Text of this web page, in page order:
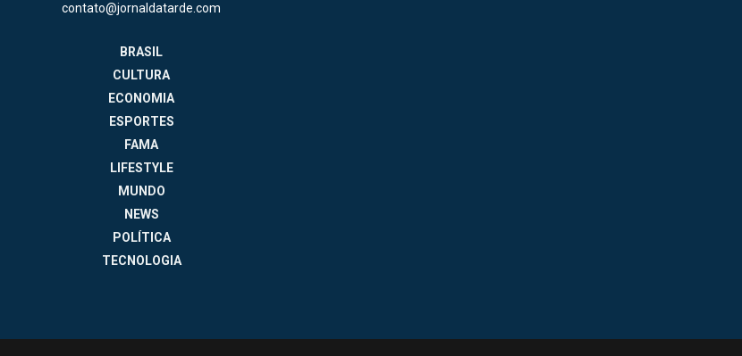
contato@jornaldatarde.com
BRASIL
CULTURA
ECONOMIA
ESPORTES
FAMA
LIFESTYLE
MUNDO
NEWS
POLÍTICA
TECNOLOGIA